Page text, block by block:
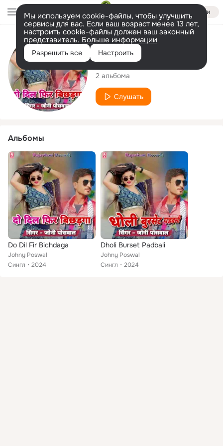
Войти
Мы используем cookie-файлы, чтобы улучшить
сервисы для вас. Если ваш возраст менее 13 лет,
настроить cookie-файлы должен ваш законный
представитель. Больше информации
Разрешить все Настроить
Исполнитель
Johny Poswal
2 альбома
Слушать
Альбомы
Do Dil Fir Bichdaga
Johny Poswal
Сингл
2024
Dholi Burset Padbali
Johny Poswal
Сингл
2024